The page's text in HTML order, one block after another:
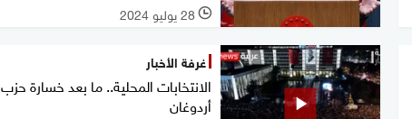
l 28 يوليو 2024
غرفة الأخبار
الانتخابات المحلية.. ما بعد خسارة حزب
أردوغان